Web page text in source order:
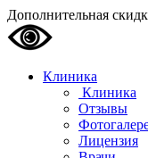
Дополнительная
Клиника
Клиника
Отзывы
Лицензия